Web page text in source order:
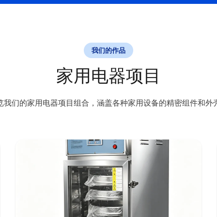
我们的作品
家用电器项目
我们的家用电器项目组合，涵盖各种家用设备的精密组件和外